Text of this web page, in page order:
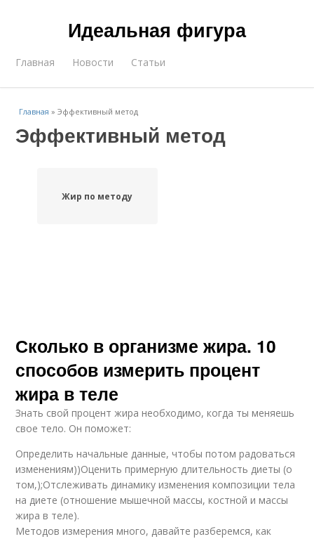
Идеальная фигура
Главная Новости Статьи
Главная »Эффективный метод
Эффективный метод
Жир по методу
Сколько в организме жира. 10
способов измерить процент
жира в теле
Знать свой процент жира необходимо, когда ты меняешь
свое тело. Он поможет:
Определить начальные данные, чтобы потом радоваться
изменениям))Оценить примерную длительность диеты (о
том,);Отслеживать динамику изменения композиции тела
на диете (отношение мышечной массы, костной и массы
жира в теле).
Методов измерения много, давайте разберемся, как